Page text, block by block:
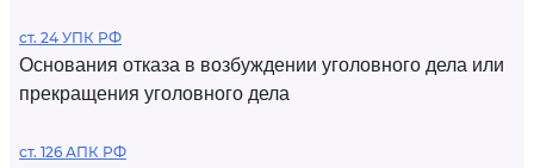
ст. 24 УПК РФ
Основания отказа в возбуждении уголовного дела или
прекращения уголовного дела
ст. 126 АПК РФ